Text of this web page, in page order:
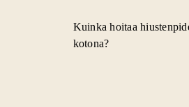
Kuinka hoitaa
kotona?